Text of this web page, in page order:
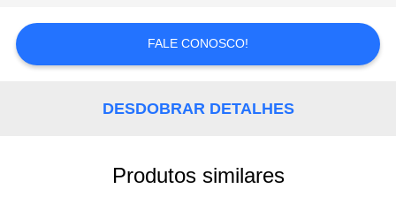
SITE
POLÍTICA
FALE CONOSCO!
DESDOBRAR DETALHES
Produtos similares